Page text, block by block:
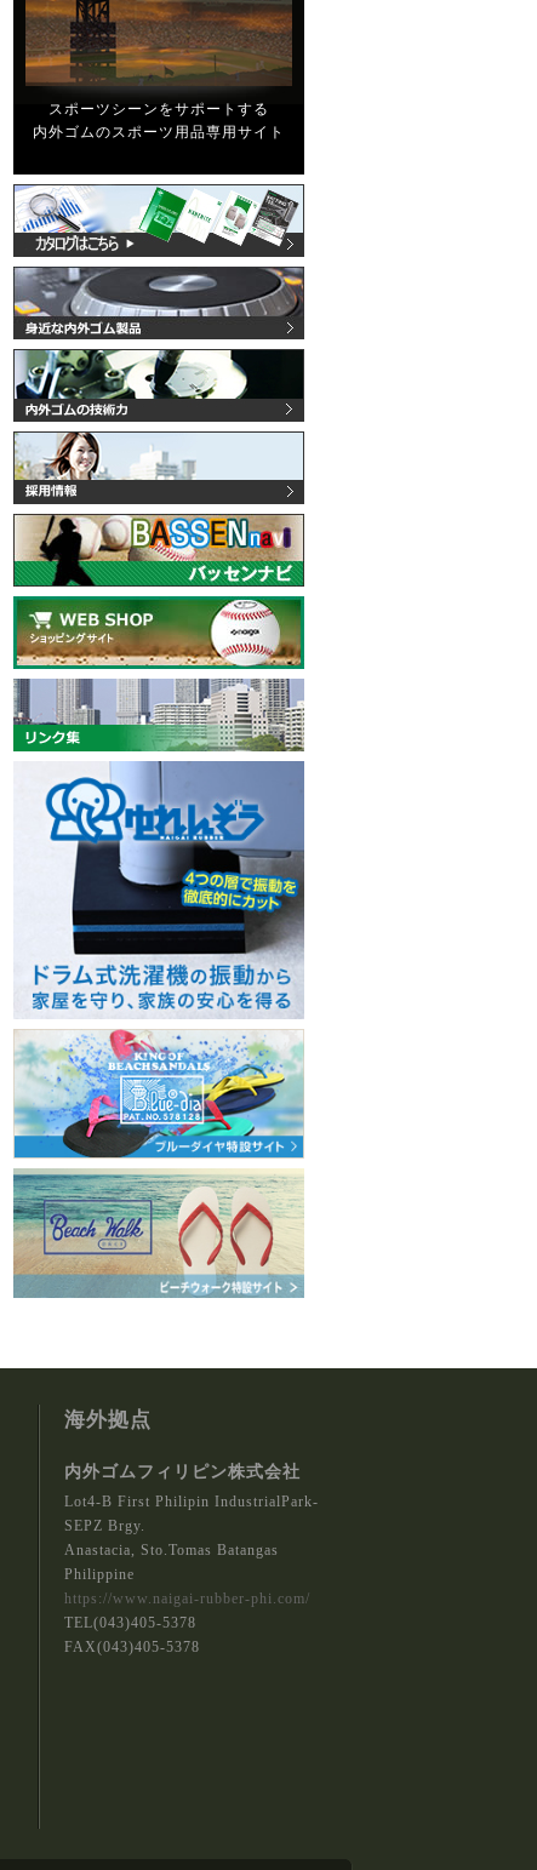
スポーツシーンをサポートする
内外ゴムのスポーツ用品専用サイト
海外拠点
内外ゴムフィリピン株式会社
Lot4-B First Philipin IndustrialPark-
SEPZ Brgy.
Anastacia, Sto.Tomas Batangas
Philippine
https://www.naigai-rubber-phi.com/
TEL(043)405-5378
FAX(043)405-5378